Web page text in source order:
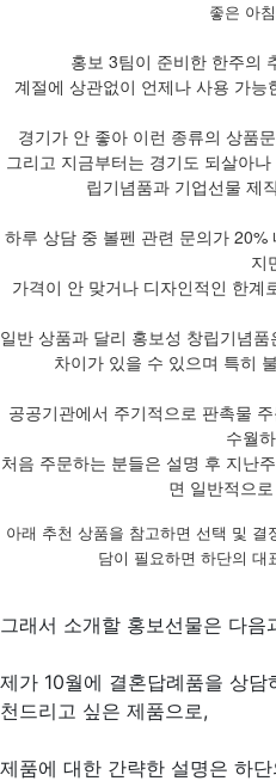
좋은 아
홍보 3팀이 준비한 한주의
계절에 상관없이 언제나 사용 가
경기가 안 좋아 이런 종류의 상품
그리고 지금부터는 경기도 되살아
립기념품과 기업선물 제
하루 상담 중 볼펜 관련 문의가
지
가격이 안 맞거나 디자인적인 한계
일반 상품과 달리 홍보성 창립기념
차이가 있을 수 있으며 특히
공공기관에서 주기적으로 판촉물
수월
처음 주문하는 분들은 설명 후 지난
면 일반적으
아래 추천 상품을 참고하면 선택 및
담이 필요하면 하단의 대
그래서 소개할 홍보선물은 다음
제가 10월에 결혼답례품을 상
천드리고 싶은 제품으로,
제품에 대한 간략한 설명은 하